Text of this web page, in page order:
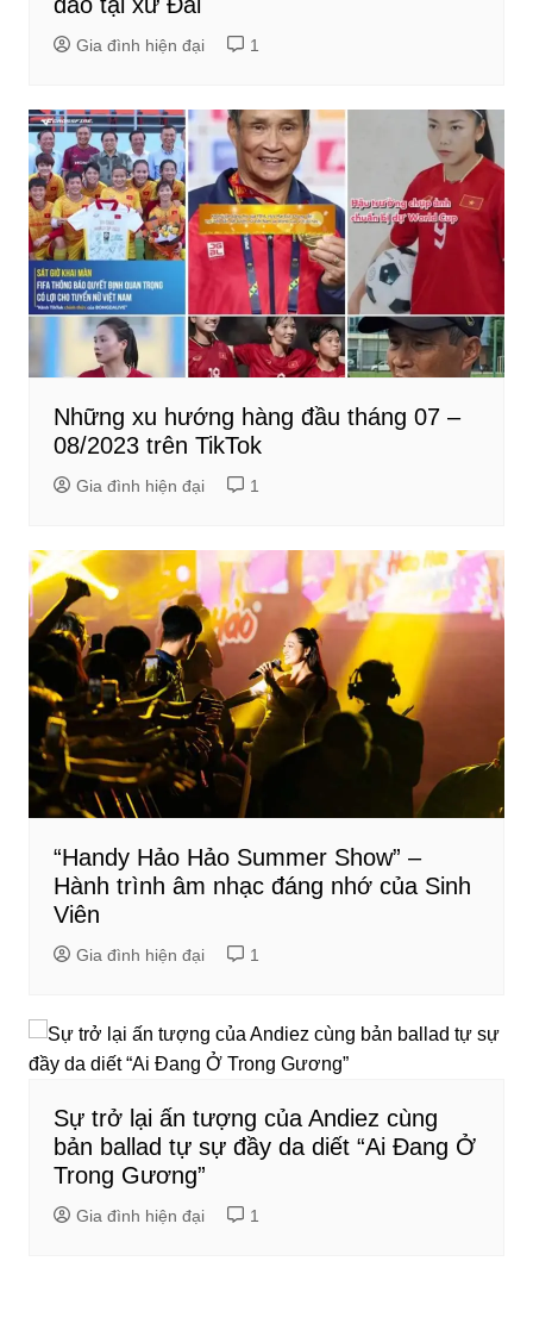
Gia đình hiện đại 1
Những xu hướng hàng đầu tháng 07 –
08/2023 trên TikTok
Gia đình hiện đại 1
“Handy Hảo Hảo Summer Show” –
Hành trình âm nhạc đáng nhớ của Sinh
Viên
Gia đình hiện đại 1
Sự trở lại ấn tượng của Andiez cùng
bản ballad tự sự đầy da diết “Ai Đang Ở
Trong Gương”
Gia đình hiện đại 1